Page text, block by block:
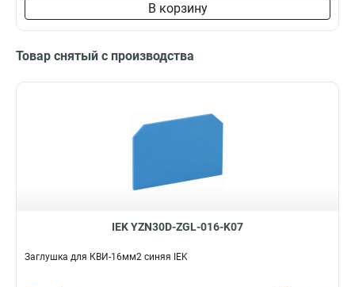
В корзину
Товар снятый с производства
IEK YZN30D-ZGL-016-K07
Заглушка для КВИ-16мм2 синяя IEK